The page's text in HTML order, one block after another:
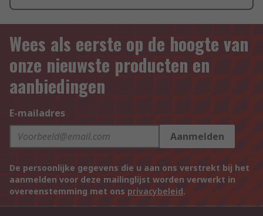
Wees als eerste op de hoogte van
onze nieuwste producten en
aanbiedingen
E-mailadres
Aanmelden
De persoonlijke gegevens die u aan ons verstrekt bij het
aanmelden voor deze mailinglijst worden verwerkt in
overeenstemming met ons privacybeleid.